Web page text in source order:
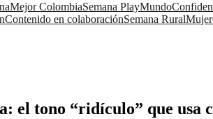
Mejor ColombiaSemana PlayMundo
Contenido en colaboraciónSemana Rural
el tono “ridículo” que usa